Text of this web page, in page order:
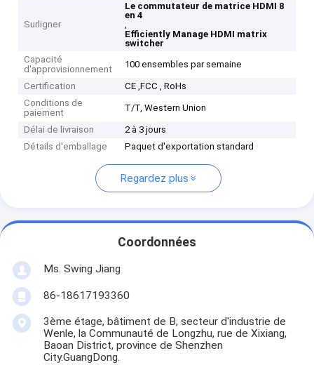
Surligner
Le commutateur de matrice HDMI 8
en 4
,
Efficiently Manage HDMI matrix
switcher
Capacité
d'approvisionnement
100 ensembles par semaine
Certification
CE ,FCC , RoHs
Conditions de
paiement
T/T, Western Union
Délai de livraison
2 à 3 jours
Détails d'emballage
Paquet d'exportation standard
Regardez plus
Coordonnées
Ms. Swing Jiang
86-18617193360
3ème étage, bâtiment de B, secteur d'industrie de
Wenle, la Communauté de Longzhu, rue de Xixiang,
Baoan District, province de Shenzhen
City.GuangDong.